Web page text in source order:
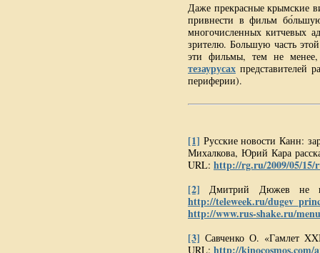
Даже прекрасные крымские
привнести в фильм
многочисленных китчевых
зрителю. Большую часть
эти фильмы, тем не
тезаурусах представителей
периферии).
[1] Русские новости Канн:
Михалкова, Юрий Кара
URL: http://rg.ru/2009/05/15/
[2] Дмитрий Дюжев не
http://teleweek.ru/
http://www.rus-shake.ru/
[3] Савченко О. «Гамлет
URL: http://kinocosmos.com/